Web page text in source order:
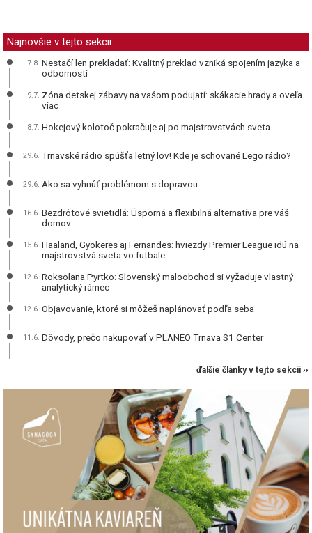
Najnovšie v tejto sekcii
7.8. Nestačí len prekladať: Kvalitný preklad vzniká spojením jazyka a
odbornosti
9.7. Zóna detskej zábavy na vašom podujatí: skákacie hrady a oveľa
viac
8.7. Hokejový kolotoč pokračuje aj po majstrovstvách sveta
29.6. Trnavské rádio spúšťa letný lov! Kde je schované Lego rádio?
29.6. Ako sa vyhnúť problémom s dopravou
16.6. Bezdrôtové svietidlá: Úsporná a flexibilná alternatíva pre váš
domov
15.6. Haaland, Gyökeres aj Fernandes: hviezdy Premier League idú na
majstrovstvá sveta vo futbale
12.6. Roksolana Pyrtko: Slovenský maloobchod si vyžaduje vlastný
analytický rámec
12.6. Objavovanie, ktoré si môžeš naplánovať podľa seba
11.6. Dôvody, prečo nakupovať v PLANEO Trnava S1 Center
ďalšie články v tejto sekcii ››